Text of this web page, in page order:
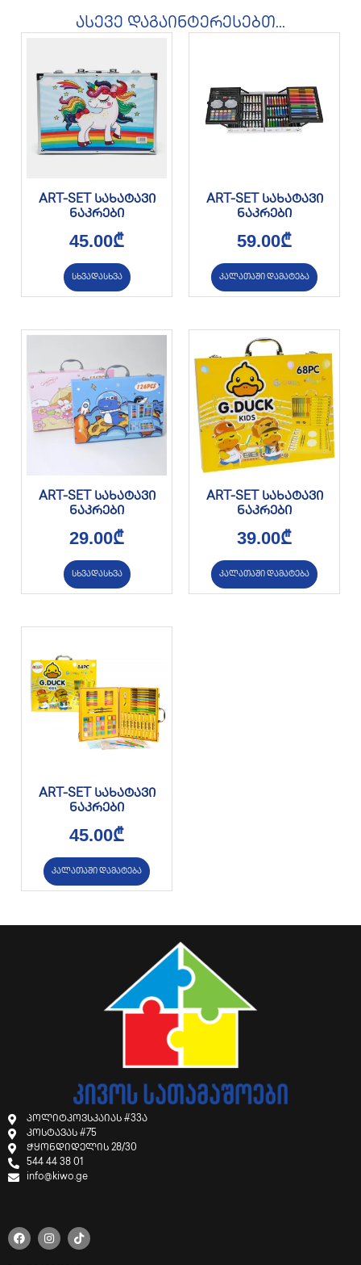
ასევე დაგაინტერესებთ...
ART-SET სახატავი
ნაკრები
45.00₾
სხვადასხვა
ART-SET სახატავი
ნაკრები
59.00₾
კალათაში დამატება
ART-SET სახატავი
ნაკრები
29.00₾
სხვადასხვა
ART-SET სახატავი
ნაკრები
39.00₾
კალათაში დამატება
ART-SET სახატავი
ნაკრები
45.00₾
კალათაში დამატება
პოლიტკოვსკაიას #33ა
კოსტავას #75
ჭყონდიდელის 28/30
544 44 38 01
info@kiwo.ge